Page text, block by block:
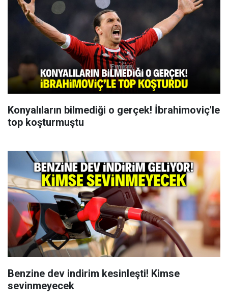
Konyalıların bilmediği o gerçek! İbrahimoviç'le
top koşturmuştu
Benzine dev indirim kesinleşti! Kimse
sevinmeyecek